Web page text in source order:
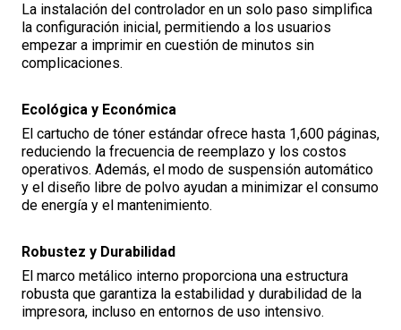
La instalación del controlador en un solo paso simplifica
la configuración inicial, permitiendo a los usuarios
empezar a imprimir en cuestión de minutos sin
complicaciones.
Ecológica y Económica
El cartucho de tóner estándar ofrece hasta 1,600 páginas,
reduciendo la frecuencia de reemplazo y los costos
operativos. Además, el modo de suspensión automático
y el diseño libre de polvo ayudan a minimizar el consumo
de energía y el mantenimiento.
Robustez y Durabilidad
El marco metálico interno proporciona una estructura
robusta que garantiza la estabilidad y durabilidad de la
impresora, incluso en entornos de uso intensivo.